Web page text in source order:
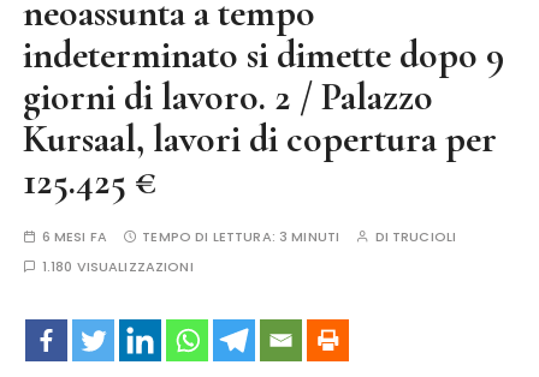
neoassunta a tempo
indeterminato si dimette dopo 9
giorni di lavoro. 2 / Palazzo
Kursaal, lavori di copertura per
125.425 €
6 MESI FA TEMPO DI LETTURA: 3 MINUTI DI TRUCIOLI
1.180 VISUALIZZAZIONI